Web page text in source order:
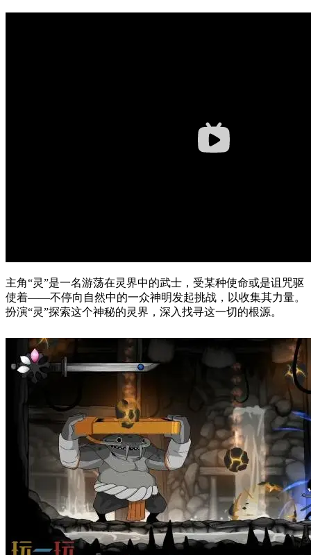
主角“灵”是一名游荡在灵界中的武士，受某种使命或是诅咒驱
使着——不停向自然中的一众神明发起挑战，以收集其力量。
扮演“灵”探索这个神秘的灵界，深入找寻这一切的根源。